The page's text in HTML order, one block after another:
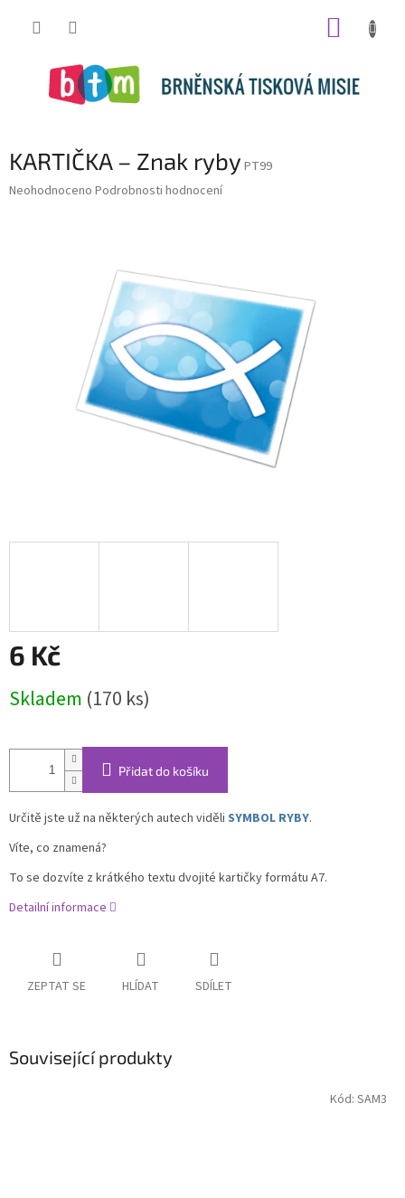
KARTIČKA – Znak ryby PT99
Průměrné
Neohodnoceno Podrobnosti hodnocení
6 Kč
cena:
Skladem (170 ks)
Přidat do košíku
Určitě jste už na některých autech viděli SYMBOL RYBY.
Víte, co znamená?
To se dozvíte z krátkého textu dvojité kartičky formátu A7.
Detailní informace
ZEPTAT SE HLÍDAT SDÍLET
Související produkty
Kód: SAM3